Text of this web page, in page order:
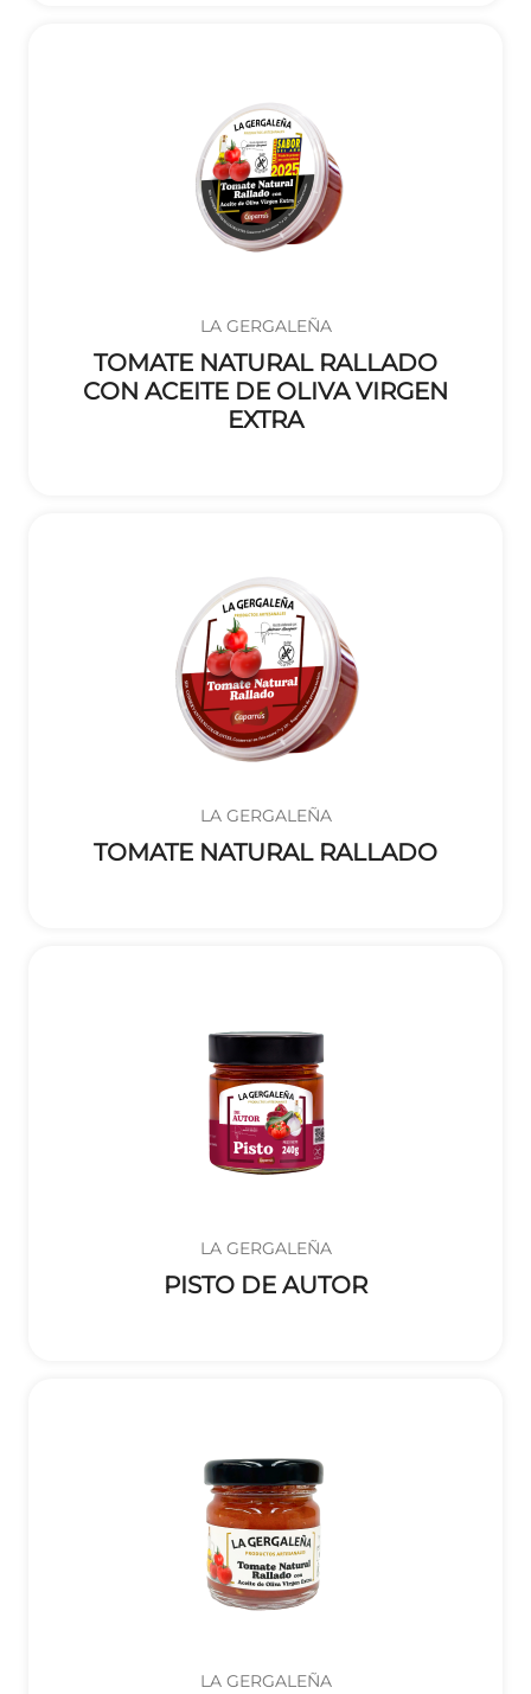
LA GERGALEÑA
TOMATE NATURAL RALLADO
CON ACEITE DE OLIVA VIRGEN
EXTRA
LA GERGALEÑA
TOMATE NATURAL RALLADO
LA GERGALEÑA
PISTO DE AUTOR
LA GERGALEÑA